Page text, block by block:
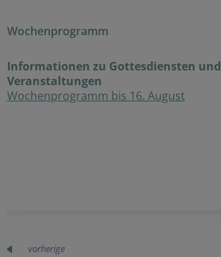
Wochenprogramm
Informationen zu Gottesdiensten und
Veranstaltungen
Wochenprogramm bis 16. August
vorherige